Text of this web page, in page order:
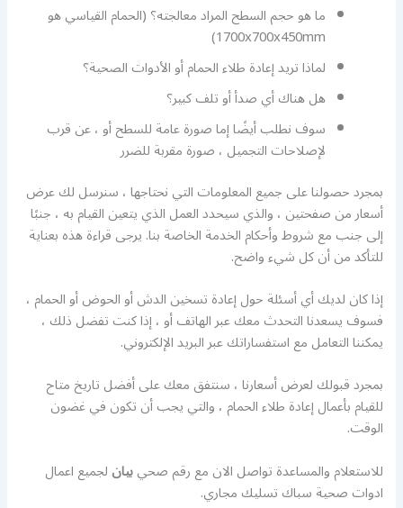
ما هو حجم السطح المراد معالجته؟ (الحمام القياسي هو
1700x700x450mm)
لماذا تريد إعادة طلاء الحمام أو الأدوات الصحية؟
هل هناك أي صدأ أو تلف كبير؟
سوف نطلب أيضًا إما صورة عامة للسطح أو ، عن قرب
لإصلاحات التجميل ، صورة مقربة للضرر
بمجرد حصولنا على جميع المعلومات التي نحتاجها ، سنرسل لك عرض
أسعار من صفحتين ، والذي سيحدد العمل الذي يتعين القيام به ، جنبًا
إلى جنب مع شروط وأحكام الخدمة الخاصة بنا. يرجى قراءة هذه بعناية
للتأكد من أن كل شيء واضح.
إذا كان لديك أي أسئلة حول إعادة تسخين الدش أو الحوض أو الحمام ،
فسوف يسعدنا التحدث معك عبر الهاتف أو ، إذا كنت تفضل ذلك ،
يمكننا التعامل مع استفساراتك عبر البريد الإلكتروني.
بمجرد قبولك لعرض أسعارنا ، سنتفق معك على أفضل تاريخ متاح
للقيام بأعمال إعادة طلاء الحمام ، والتي يجب أن تكون في غضون
الوقت.
للاستعلام والمساعدة تواصل الان مع رقم صحيبيانلجميع اعمال
ادوات صحية سباك تسليك مجاري.